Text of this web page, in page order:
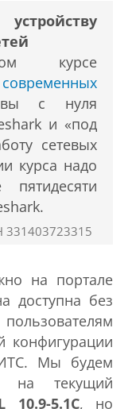
курсе
с нуля
и «под
сетевых
курса надо
на портале
доступна без
конфигурации
Мы будем
на текущий
10.9-5.1C, но